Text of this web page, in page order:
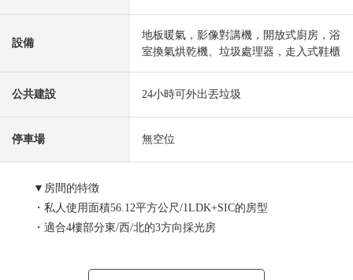
設備
地板暖氣，影像對講機，開放式廚房，浴
室換氣烘乾機、垃圾處理器，走入式鞋櫃
公共建設 24小時可外出丟垃圾
停車場 無空位
▼房間的特徴
・私人使用面積56.12平方公尺/1LDK+SIC的房型
・適合4樓部分東/西/北的3方向採光房
・有垃圾處理器/凈水器/食器洗淨乾燥機